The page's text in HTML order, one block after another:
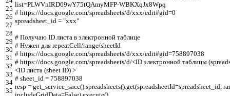
25
26
27
28
29
30
31
32
33
34
35
list=PLWVnIRD69wY75tQAmyMFP-WBKXqJx8Wpq
# https://docs.google.com/spreadsheets/d/xxx/edit#gid=0
spreadsheet_id = "xxx"
# Получаю ID листа в электронной таблице
# Нужен для repeatCell/range/sheetId
# https://docs.google.com/spreadsheets/d/xxx/edit#gid=758897038
# https://docs.google.com/spreadsheets/d/<ID электронной таблицы
<ID листа (sheet ID) >
# sheet_id = 758897038
resp = get_service_sacc().spreadsheets().get(spreadsheetId=spreadsheet_id,